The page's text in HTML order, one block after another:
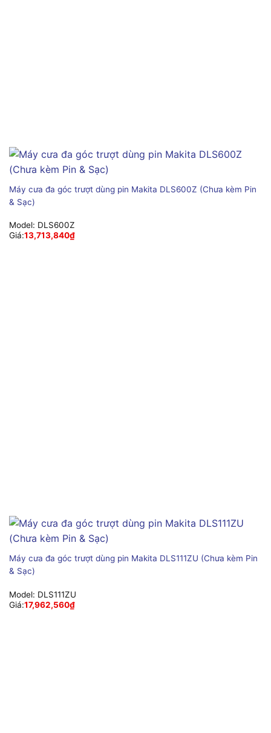
Máy cưa đa góc trượt dùng pin Makita DLS600Z (Chưa kèm Pin
& Sạc)
Model: DLS600Z
Giá:13,713,840₫
Máy cưa đa góc trượt dùng pin Makita DLS111ZU (Chưa kèm Pin
& Sạc)
Model: DLS111ZU
Giá:17,962,560₫